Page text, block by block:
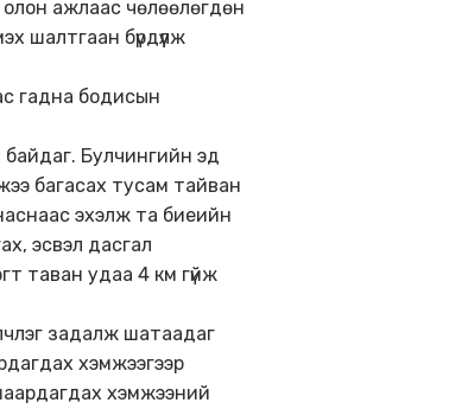
олон ажлаас чөлөөлөгдөн
шалтгаан бүрдүүлж
гадна бодисын
Булчингийн эд
багасах тусам тайван
эхэлж та биеийн
эсвэл дасгал
таван удаа 4 км гүйж
задалж шатаадаг
хэмжээгээр
хэмжээний